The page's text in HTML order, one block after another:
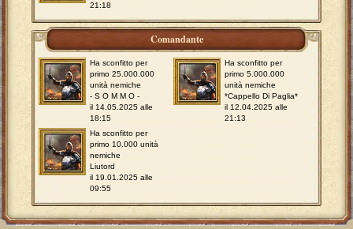
21:18
Comandante
Ha sconfitto per
primo 25.000.000
unità nemiche
- S O M M O -
il 14.05.2025 alle
18:15
Ha sconfitto per
primo 5.000.000
unità nemiche
*Cappello Di Paglia*
il 12.04.2025 alle
21:13
Ha sconfitto per
primo 10.000 unità
nemiche
Liutord
il 19.01.2025 alle
09:55